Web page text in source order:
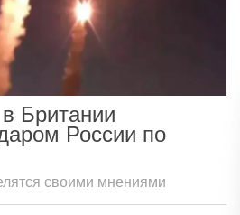
Британии
России по
своими мнениями